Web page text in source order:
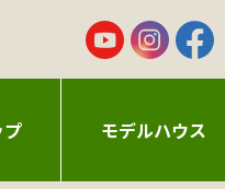
モデルハウス